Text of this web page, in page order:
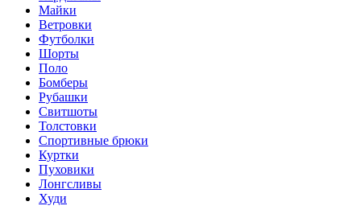
Майки
Ветровки
Футболки
Шорты
Поло
Бомберы
Рубашки
Свитшоты
Толстовки
Спортивные брюки
Куртки
Пуховики
Лонгсливы
Худи